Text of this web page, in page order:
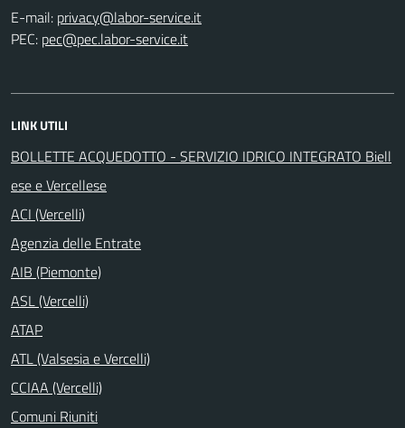
E-mail:
PEC:
LINK UTILI
BOLLETTE ACQUEDOTTO - SERVIZIO IDRICO INTEGRATO Biell
ese e Vercellese
ACI (Vercelli)
Agenzia delle Entrate
AIB (Piemonte)
ASL (Vercelli)
ATAP
ATL (Valsesia e Vercelli)
CCIAA (Vercelli)
Comuni Riuniti